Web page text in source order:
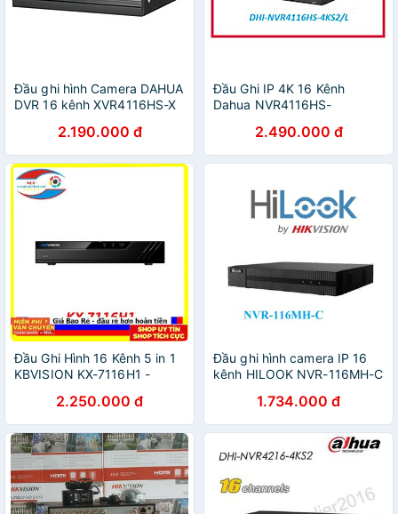
Đầu ghi hình Camera DAHUA
DVR 16 kênh XVR4116HS-X
2.190.000 đ
Đầu Ghi IP 4K 16 Kênh
Dahua NVR4116HS-
2.490.000 đ
Đầu Ghi Hình 16 Kênh 5 in 1
KBVISION KX-7116H1 -
2.250.000 đ
Đầu ghi hình camera IP 16
kênh HILOOK NVR-116MH-C
1.734.000 đ